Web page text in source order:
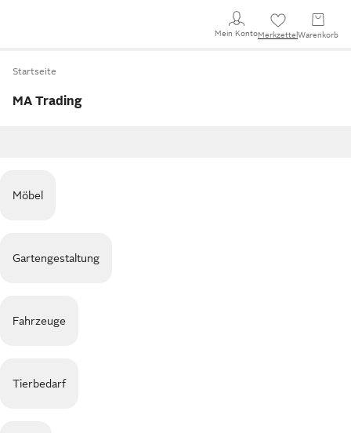
Mein KontoMerkzettel Warenkorb
Startseite
MA Trading
Möbel
Gartengestaltung
Fahrzeuge
Tierbedarf